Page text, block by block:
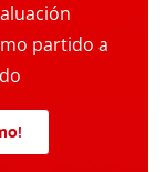
partido a